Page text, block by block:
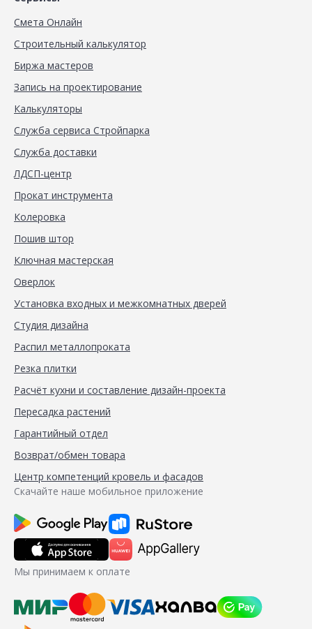
Смета Онлайн
Строительный калькулятор
Биржа мастеров
Запись на проектирование
Калькуляторы
Служба сервиса Стройпарка
Служба доставки
ЛДСП-центр
Прокат инструмента
Колеровка
Пошив штор
Ключная мастерская
Оверлок
Установка входных и межкомнатных дверей
Студия дизайна
Распил металлопроката
Резка плитки
Расчёт кухни и составление дизайн-проекта
Пересадка растений
Гарантийный отдел
Возврат/обмен товара
Центр компетенций кровель и фасадов
Скачайте наше мобильное приложение
Мы принимаем к оплате